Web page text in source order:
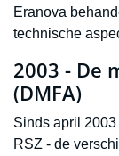
Eranova
technische
2003 - De
(DMFA)
Sinds april
RSZ - de